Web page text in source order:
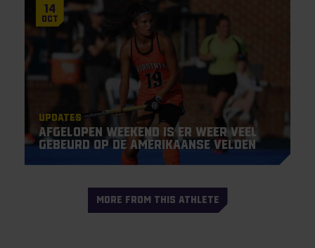
14
Oct
Updates
Afgelopen weekend is er weer veel
gebeurd op de Amerikaanse velden
MORE FROM THIS ATHLETE